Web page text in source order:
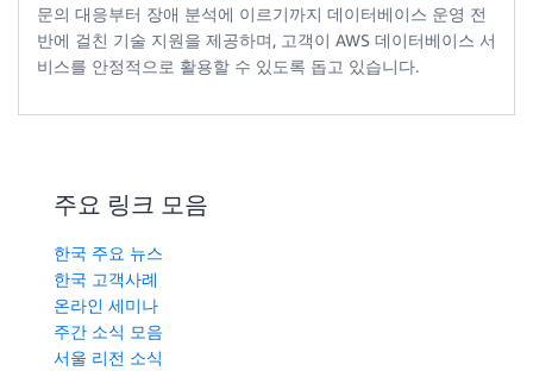
문의 대응부터 장애 분석에 이르기까지 데이터베이스 운영 전
반에 걸친 기술 지원을 제공하며, 고객이 AWS 데이터베이스 서
비스를 안정적으로 활용할 수 있도록 돕고 있습니다.
주요 링크 모음
한국 주요 뉴스
한국 고객사례
온라인 세미나
주간 소식 모음
서울 리전 소식